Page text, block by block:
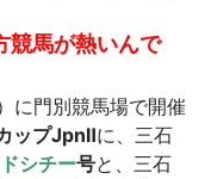
競馬が熱いんで
に門別競馬場で開催
ップJpnⅡに、三石
シチー号と、三石